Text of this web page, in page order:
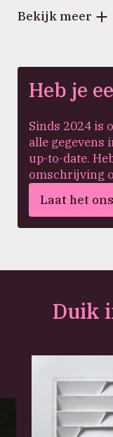
Bekijk meer
Heb je
Sinds 2024 is
alle gegevens
up-to-date.
omschrijving
Laat het
Duik